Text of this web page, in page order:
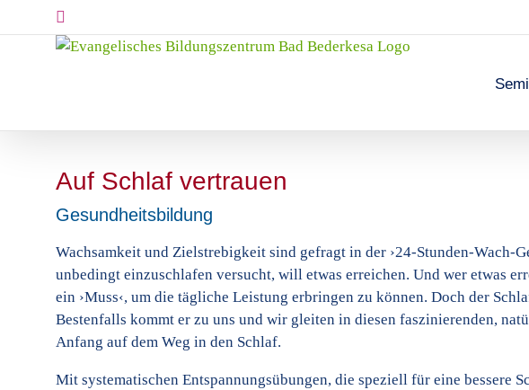
to
Auf Schlaf vertrauen
Gesundheitsbildung
Wachsamkeit und Zielstrebigkeit sind gefragt in der ›24-Stunden-Wach-
unbedingt einzuschlafen versucht, will etwas erreichen. Und wer etwas
ein ›Muss‹, um die tägliche Leistung erbringen zu können. Doch der
Bestenfalls kommt er zu uns und wir gleiten in diesen faszinierenden,
Anfang auf dem Weg in den Schlaf.
Mit systematischen Entspannungsübungen, die speziell für eine bessere